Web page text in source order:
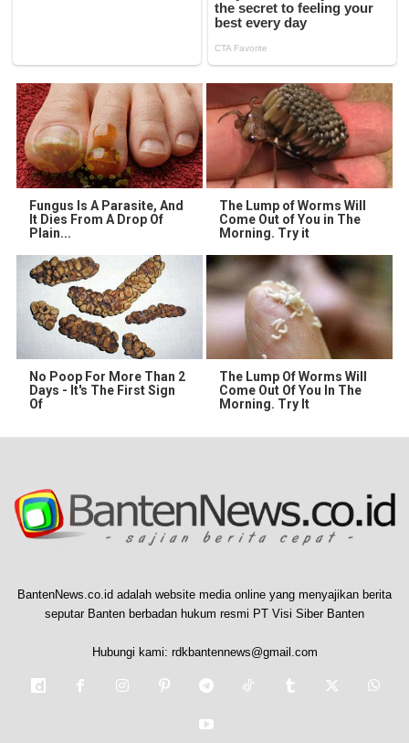
Fungus Is A Parasite, And
It Dies From A Drop Of
Plain...
The Lump of Worms Will
Come Out of You in The
Morning. Try it
No Poop For More Than 2
Days - It's The First Sign
Of
The Lump Of Worms Will
Come Out Of You In The
Morning. Try It
BantenNews.co.id adalah website media online yang menyajikan berita
seputar Banten berbadan hukum resmi PT Visi Siber Banten
Hubungi kami: rdkbantennews@gmail.com